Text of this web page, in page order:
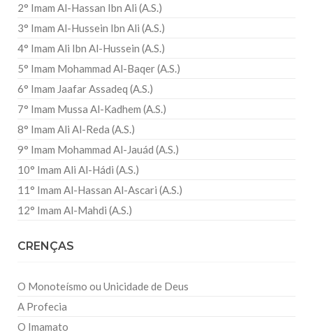
2° Imam Al-Hassan Ibn Ali (A.S.)
3° Imam Al-Hussein Ibn Ali (A.S.)
4° Imam Ali Ibn Al-Hussein (A.S.)
5° Imam Mohammad Al-Baqer (A.S.)
6° Imam Jaafar Assadeq (A.S.)
7° Imam Mussa Al-Kadhem (A.S.)
8° Imam Ali Al-Reda (A.S.)
9° Imam Mohammad Al-Jauád (A.S.)
10° Imam Ali Al-Hádi (A.S.)
11° Imam Al-Hassan Al-Ascari (A.S.)
12° Imam Al-Mahdi (A.S.)
CRENÇAS
O Monoteísmo ou Unicidade de Deus
A Profecia
O Imamato